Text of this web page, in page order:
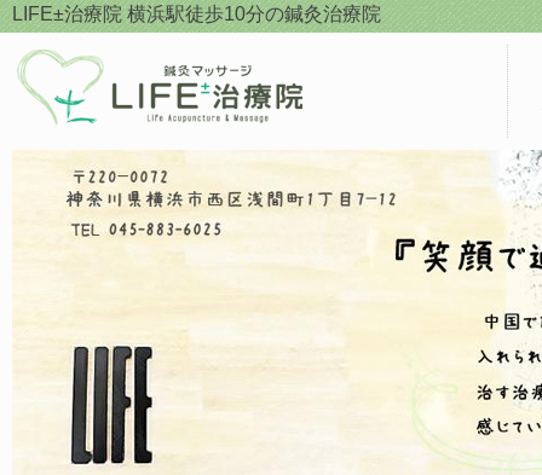
Skip
content
LIFE±治療院 横浜駅徒歩10分の鍼灸治療院